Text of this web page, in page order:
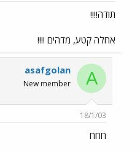
תודה!!!!
אחלה קטע, מדהים !!!!
A
asafgolan
New member
18/1/03
חחח